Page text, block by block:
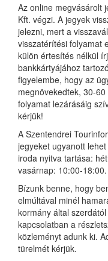
Az online megvásárolt
Kft. végzi. A jegyek
jelezni, mert a
visszatérítési folyamat
külön értesítés nélkül
bankkártyájához
figyelembe, hogy az
megnövekedtek, 30-
folyamat lezárásáig
kérjük!
A Szentendrei
jegyeket ugyanott
iroda nyitva tartása:
vasárnap: 10:00-18:00.
Bízunk benne, hogy
elmúltával minél
kormány által
kapcsolatban a
közleményt adunk ki.
türelmét kérjük.